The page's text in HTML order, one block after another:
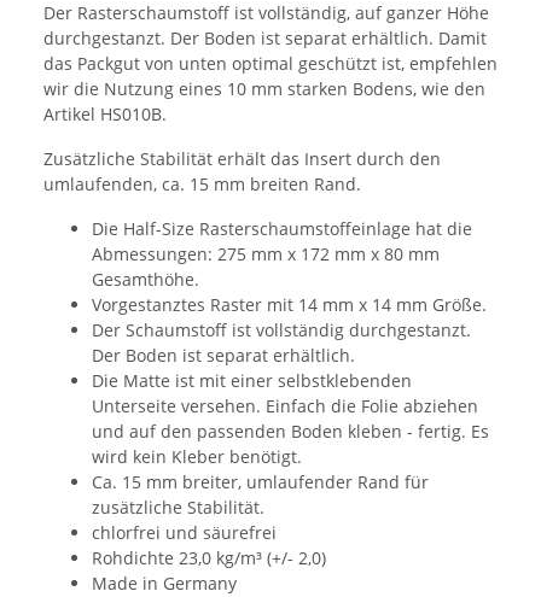
Der Rasterschaumstoff ist vollständig, auf ganzer Höhe
durchgestanzt. Der Boden ist separat erhältlich. Damit
das Packgut von unten optimal geschützt ist, empfehlen
wir die Nutzung eines 10 mm starken Bodens, wie den
Artikel HS010B.
Zusätzliche Stabilität erhält das Insert durch den
umlaufenden, ca. 15 mm breiten Rand.
Die Half-Size Rasterschaumstoffeinlage hat die
Abmessungen: 275 mm x 172 mm x 80 mm
Gesamthöhe.
Vorgestanztes Raster mit 14 mm x 14 mm Größe.
Der Schaumstoff ist vollständig durchgestanzt.
Der Boden ist separat erhältlich.
Die Matte ist mit einer selbstklebenden
Unterseite versehen. Einfach die Folie abziehen
und auf den passenden Boden kleben - fertig. Es
wird kein Kleber benötigt.
Ca. 15 mm breiter, umlaufender Rand für
zusätzliche Stabilität.
chlorfrei und säurefrei
Rohdichte 23,0 kg/m³ (+/- 2,0)
Made in Germany